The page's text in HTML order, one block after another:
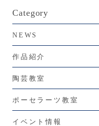
Category
NEWS
作品紹介
陶芸教室
ポーセラーツ教室
イベント情報